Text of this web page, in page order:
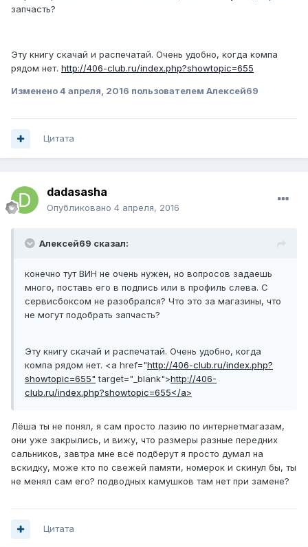
запчасть?
Эту книгу скачай и распечатай. Очень удобно, когда компа
рядом нет. http://406-club.ru/index.php?showtopic=655
Изменено4 апреля, 2016 пользователем Алексей69
Цитата
dadasasha
Опубликовано 4 апреля, 2016
Алексей69 сказал:
конечно тут ВИН не очень нужен, но вопросов задаешь
много, поставь его в подпись или в профиль слева. С
сервисбоксом не разобрался? Что это за магазины, что
не могут подобрать запчасть?
Эту книгу скачай и распечатай. Очень удобно, когда
компа рядом нет. <a href="http://406-club.ru/index.php?
showtopic=655" target="_blank">http://406-
club.ru/index.php?showtopic=655</a>
Лёша ты не понял, я сам просто лазию по интернетмагазам,
они уже закрылись, и вижу, что размеры разные передних
сальников, завтра мне всё подберут я просто думал на
вскидку, може кто по свежей памяти, номерок и скинул бы, ты
не менял сам его? подводных камушков там нет при замене?
Цитата